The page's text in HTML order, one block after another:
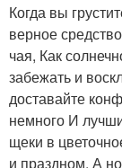
Когда вы
верное
чая, Как
забежать и
доставайте
немного И
щеки в
и праздном, А